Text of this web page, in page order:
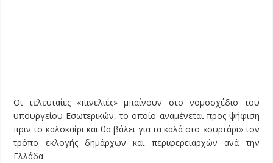
Οι τελευταίες «πινελιές» μπαίνουν στο νομοσχέδιο του
υπουργείου Εσωτερικών, το οποίο αναμένεται προς ψήφιση
πριν το καλοκαίρι και θα βάλει για τα καλά στο «συρτάρι» τον
τρόπο εκλογής δημάρχων και περιφερειαρχών ανά την
Ελλάδα.